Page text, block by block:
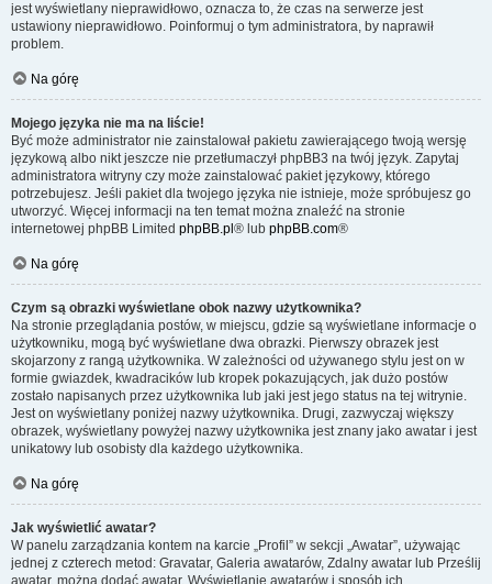
jest wyświetlany nieprawidłowo, oznacza to, że czas na serwerze jest
ustawiony nieprawidłowo. Poinformuj o tym administratora, by naprawił
problem.
Na górę
Mojego języka nie ma na liście!
Być może administrator nie zainstalował pakietu zawierającego twoją wersję
językową albo nikt jeszcze nie przetłumaczył phpBB3 na twój język. Zapytaj
administratora witryny czy może zainstalować pakiet językowy, którego
potrzebujesz. Jeśli pakiet dla twojego języka nie istnieje, może spróbujesz go
utworzyć. Więcej informacji na ten temat można znaleźć na stronie
internetowej phpBB Limited phpBB.pl ® lub phpBB.com®
Na górę
Czym są obrazki wyświetlane obok nazwy użytkownika?
Na stronie przeglądania postów, w miejscu, gdzie są wyświetlane informacje o
użytkowniku, mogą być wyświetlane dwa obrazki. Pierwszy obrazek jest
skojarzony z rangą użytkownika. W zależności od używanego stylu jest on w
formie gwiazdek, kwadracików lub kropek pokazujących, jak dużo postów
zostało napisanych przez użytkownika lub jaki jest jego status na tej witrynie.
Jest on wyświetlany poniżej nazwy użytkownika. Drugi, zazwyczaj większy
obrazek, wyświetlany powyżej nazwy użytkownika jest znany jako awatar i jest
unikatowy lub osobisty dla każdego użytkownika.
Na górę
Jak wyświetlić awatar?
W panelu zarządzania kontem na karcie „Profil” w sekcji „Awatar”, używając
jednej z czterech metod: Gravatar, Galeria awatarów, Zdalny awatar lub Prześlij
awatar, można dodać awatar. Wyświetlanie awatarów i sposób ich